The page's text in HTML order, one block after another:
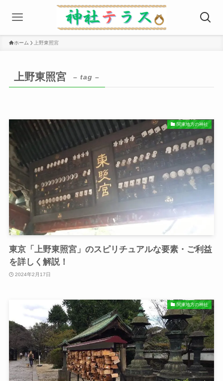
ホーム 上野東照宮
上野東照宮 – tag –
関東地方の神社
東京「上野東照宮」のスピリチュアルな要素・ご利益
を詳しく解説！
2024年2月17日
関東地方の神社